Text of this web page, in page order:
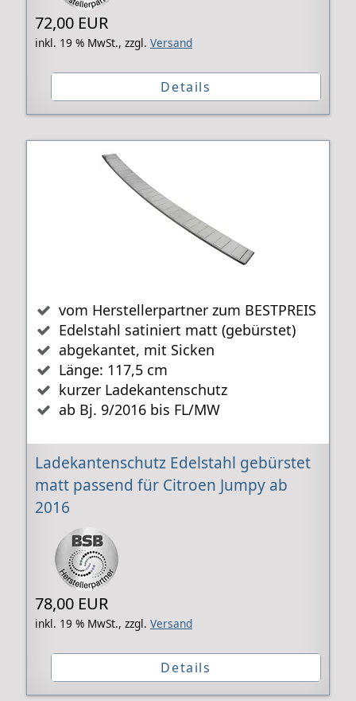
72,00 EUR
inkl. 19 % MwSt., zzgl. Versand
Details
vom Herstellerpartner zum BESTPREIS
Edelstahl satiniert matt (gebürstet)
abgekantet, mit Sicken
Länge: 117,5 cm
kurzer Ladekantenschutz
ab Bj. 9/2016 bis FL/MW
Ladekantenschutz Edelstahl gebürstet
matt passend für Citroen Jumpy ab
2016
78,00 EUR
inkl. 19 % MwSt., zzgl. Versand
Details